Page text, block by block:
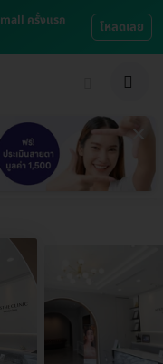
ครั้งแรก
โหลดเลย